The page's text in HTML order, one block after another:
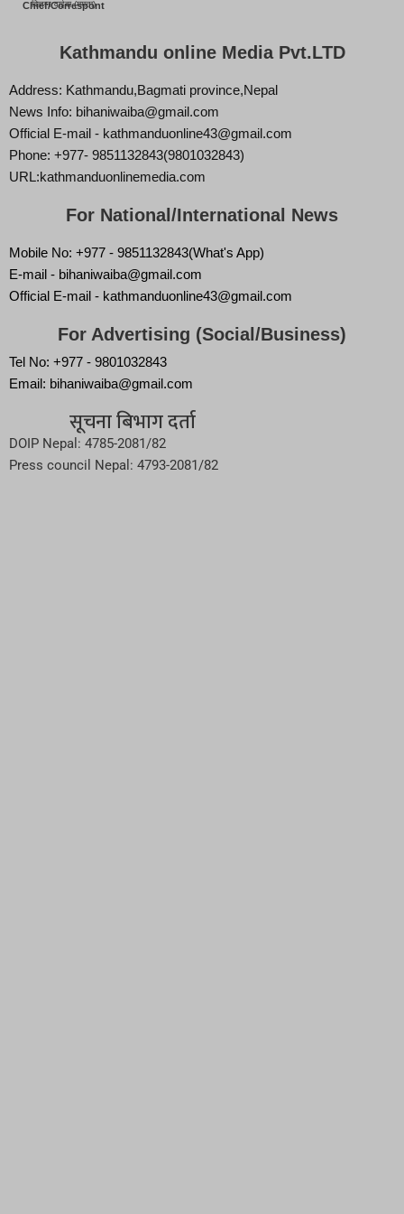
Chief/Correspont
बिज्ञान वाईबा (ममता)
Kathmandu online Media Pvt.LTD
Address: Kathmandu,Bagmati province,Nepal
News Info: bihaniwaiba@gmail.com
Official E-mail - kathmanduonline43@gmail.com
Phone: +977- 9851132843(9801032843)
URL:kathmanduonlinemedia.com
For National/International News
Mobile No: +977 - 9851132843(What's App)
E-mail - bihaniwaiba@gmail.com
Official E-mail - kathmanduonline43@gmail.com
For Advertising (Social/Business)
Tel No: +977 - 9801032843
Email: bihaniwaiba@gmail.com
सूचना बिभाग दर्ता
DOIP Nepal: 4785-2081/82
Press council Nepal: 4793-2081/82